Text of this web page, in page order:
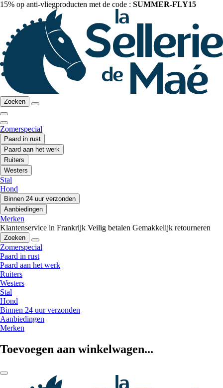
15% op anti-vliegproducten met de code : SUMMER-FLY15
Zoeken
Zomerspecial
Paard in rust
Paard aan het werk
Ruiters
Westers
Stal
Hond
Binnen 24 uur verzonden
Aanbiedingen
Merken
Klantenservice in Frankrijk Veilig betalen Gemakkelijk retourneren
Zoeken
Zomerspecial
Paard in rust
Paard aan het werk
Ruiters
Westers
Stal
Hond
Binnen 24 uur verzonden
Aanbiedingen
Merken
Toevoegen aan winkelwagen...